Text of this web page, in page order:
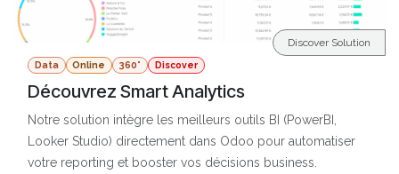
Data Online 360° Discover
Découvrez Smart Analytics
Notre solution intègre les meilleurs outils BI (PowerBI,
Looker Studio) directement dans Odoo pour automatiser
votre reporting et booster vos décisions business.
Discover Solution